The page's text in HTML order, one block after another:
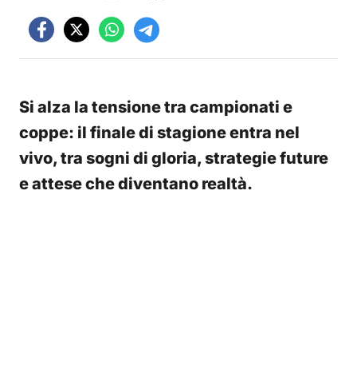
Si alza la tensione tra campionati e
coppe: il finale di stagione entra nel
vivo, tra sogni di gloria, strategie future
e attese che diventano realtà.